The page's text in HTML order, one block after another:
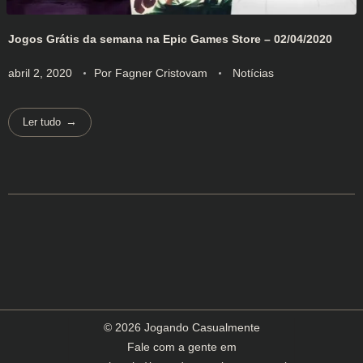
Jogos Grátis da semana na Epic Games Store – 02/04/2020
abril 2, 2020 Por Fagner Cristovam Notícias
Ler tudo
© 2026 Jogando Casualmente
Fale com a gente em